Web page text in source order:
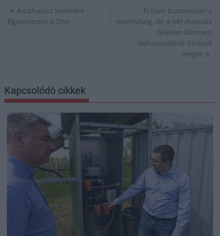
Bejegyzés
navigáció
Adathalász levelekre
figyelmeztet a One
Erősen bizonytalan a
mennyiség, de a hét második
felében könnyen
behavazódhat Szolnok
megye
Kapcsolódó cikkek